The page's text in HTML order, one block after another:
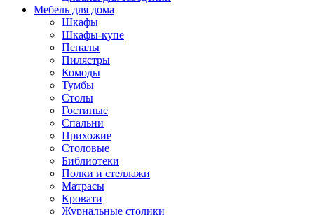
Мебель для дома
Шкафы
Шкафы-купе
Пеналы
Пилястры
Комоды
Тумбы
Столы
Гостиные
Спальни
Прихожие
Столовые
Библиотеки
Полки и стеллажи
Матрасы
Кровати
Журнальные столики